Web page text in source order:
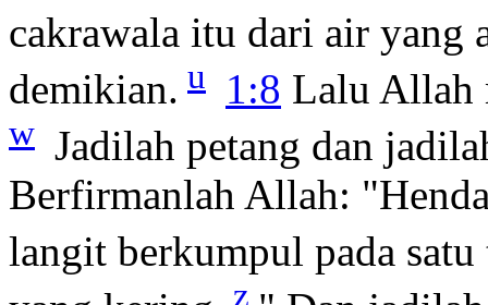
cakrawala itu dari air yang
demikian. u 1:8 Lalu Allah
w Jadilah petang dan
Berfirmanlah Allah:
langit berkumpul pada satu
z